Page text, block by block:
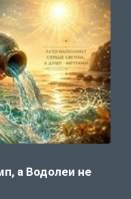
а Водолеи не